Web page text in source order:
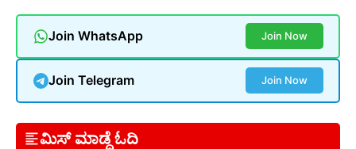
Join WhatsApp Join Now
Join Telegram Join Now
ಮಿಸ್ ಮಾಡ್ದೆ ಓದಿ